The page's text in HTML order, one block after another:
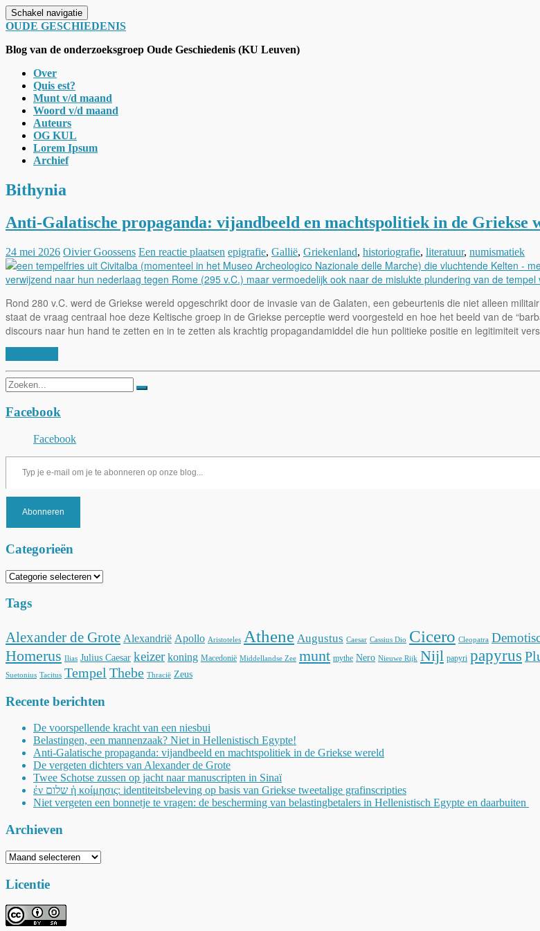
Schakel navigatie
OUDE GESCHIEDENIS
Blog van de onderzoeksgroep Oude Geschiedenis (KU Leuven)
Over
Quis est?
Munt v/d maand
Woord v/d maand
Auteurs
OG KUL
Lorem Ipsum
Archief
Bithynia
Anti-Galatische propaganda: vijandbeeld en machtspolitiek in de Griekse
24 mei 2026 Oivier Goossens Een reactie plaatsen epigrafie, Gallië, Griekenland, historiografie, literatuur, numismatiek
Rond 280 v.C. werd de Griekse wereld opgeschrikt door de invasie van de Galaten, een gebeurtenis die niet alleen
staat de vraag centraal hoe deze Keltische groep in de Griekse perceptie werd voorgesteld en hoe het beeld van de
discours naar hun hand te zetten en in te zetten als krachtig propagandamiddel die hun politieke positie en legitimiteit
Zoeken
naar:
Facebook
Facebook
Typ je e-mail om je te abonneren op onze blog...
Abonneren
Categorieën
Categorieën
Tags
Alexander de Grote Alexandrië Apollo Aristoteles Athene Augustus Caesar Cassius Dio Cicero Cleopatra
Homerus Ilias Julius Caesar keizer koning Macedonië Middellandse Zee munt mythe Nero Nieuwe Rijk Nijl papyri papyrus
Suetonius Tacitus Tempel Thebe Thracië Zeus
Recente berichten
De voorspellende kracht van een niesbui
Belastingen, een mannenzaak? Niet in Hellenistisch Egypte!
Anti-Galatische propaganda: vijandbeeld en machtspolitiek in de Griekse wereld
De vergeten dichters van Alexander de Grote
Twee Schotse zussen op jacht naar manuscripten in Sinaï
ἐν שלום ἡ κοίμησις: identiteitsbeleving op basis van Griekse tweetalige grafinscripties
Niet vergeten een bonnetje te vragen: de bescherming van belastingbetalers in Hellenistisch Egypte en daarbuiten
Archieven
Archieven
Licentie